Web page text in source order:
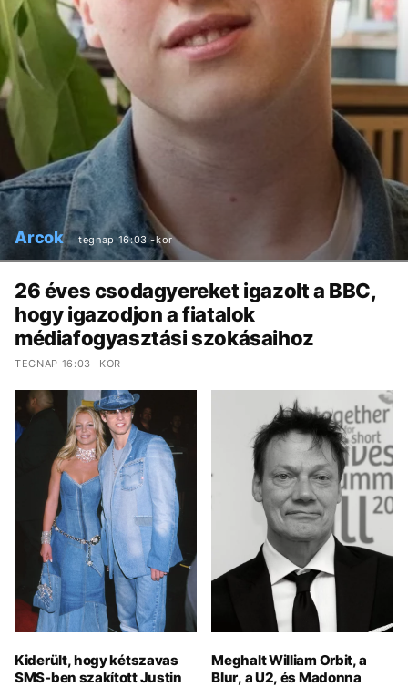
Arcok tegnap 16:03 -kor
26 éves csodagyereket igazolt a BBC,
hogy igazodjon a fiatalok
médiafogyasztási szokásaihoz
TEGNAP 16:03 -KOR
Kiderült, hogy kétszavas
SMS-ben szakított Justin
Meghalt William Orbit, a
Blur, a U2, és Madonna